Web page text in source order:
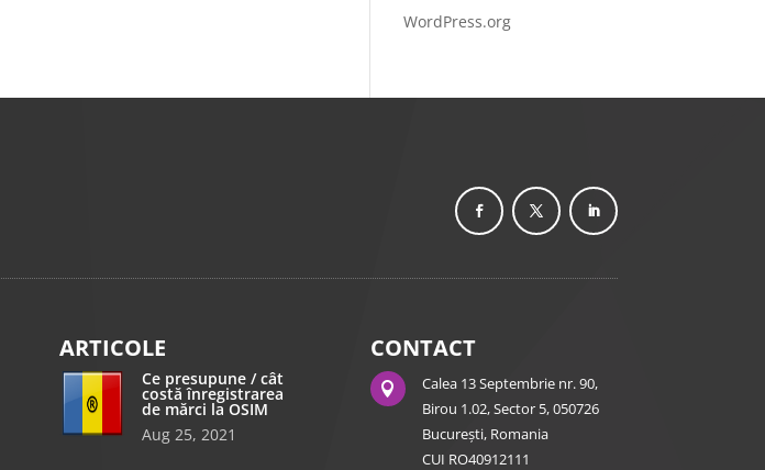
WordPress.org
ARTICOLE
Ce presupune / cât
costă înregistrarea
de mărci la OSIM
Aug 25, 2021
CONTACT

Calea 13 Septembrie nr. 90,
Birou 1.02, Sector 5, 050726
București, Romania
CUI RO40912111